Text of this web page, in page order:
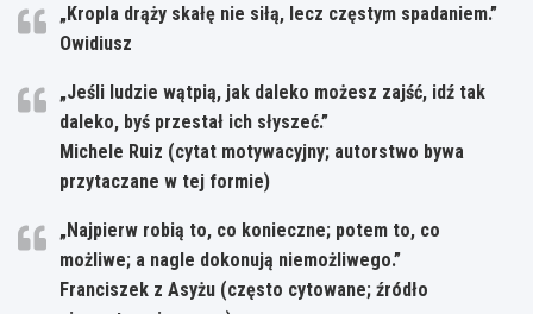
„Kropla drąży skałę nie siłą, lecz częstym spadaniem.”
Owidiusz
„Jeśli ludzie wątpią, jak daleko możesz zajść, idź tak
daleko, byś przestał ich słyszeć.”
Michele Ruiz (cytat motywacyjny; autorstwo bywa
przytaczane w tej formie)
„Najpierw robią to, co konieczne; potem to, co
możliwe; a nagle dokonują niemożliwego.”
Franciszek z Asyżu (często cytowane; źródło